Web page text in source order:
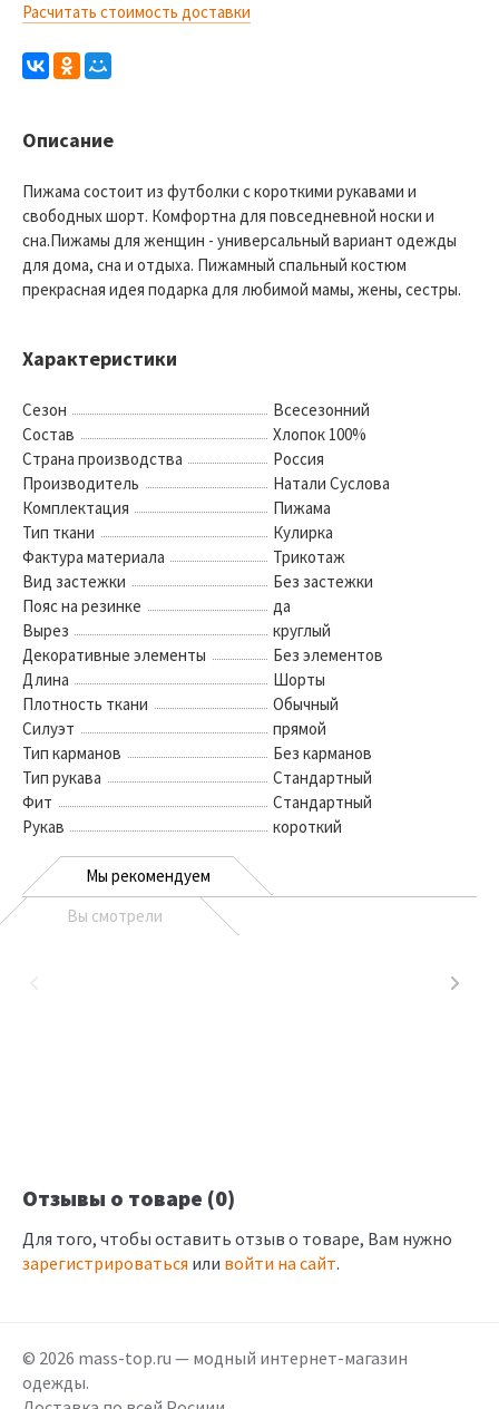
Расчитать стоимость доставки
Описание
Пижама состоит из футболки с короткими рукавами и
свободных шорт. Комфортна для повседневной носки и
сна.Пижамы для женщин - универсальный вариант одежды
для дома, сна и отдыха. Пижамный спальный костюм
прекрасная идея подарка для любимой мамы, жены, сестры.
Характеристики
Сезон
Всесезонний
Состав
Хлопок 100%
Страна производства
Россия
Производитель
Натали Суслова
Комплектация
Пижама
Тип ткани
Кулирка
Фактура материала
Трикотаж
Вид застежки
Без застежки
Пояс на резинке
да
Вырез
круглый
Декоративные элементы
Без элементов
Длина
Шорты
Плотность ткани
Обычный
Силуэт
прямой
Тип карманов
Без карманов
Тип рукава
Стандартный
Фит
Стандартный
Рукав
короткий
Мы рекомендуем
Вы смотрели
Отзывы о товаре (0)
Для того, чтобы оставить отзыв о товаре, Вам нужно
зарегистрироваться или войти на сайт.
© 2026 mass-top.ru — модный интернет-магазин
одежды.